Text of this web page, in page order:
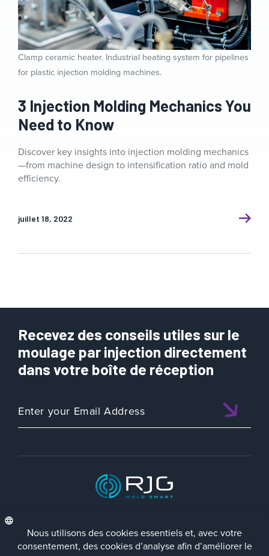
Clamp ceramic heater. Industrial heating system for pipelines
for plastic injection molding machines.
3 Injection Molding Mechanics You
Need to Know
Discover key insights into injection molding mechanics
—from machine design to intensification ratio and mold
efficiency.
juillet 18, 2022
Recevez des conseils utiles sur le
moulage par injection directement
dans votre boîte de réception